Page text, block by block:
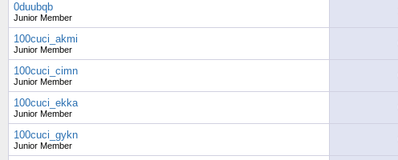
0duubqb
Junior Member
100cuci_akmi
Junior Member
100cuci_cimn
Junior Member
100cuci_ekka
Junior Member
100cuci_gykn
Junior Member